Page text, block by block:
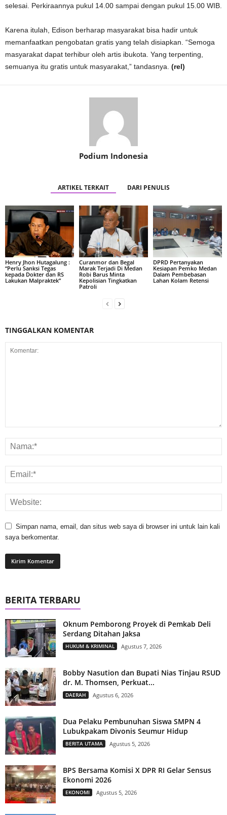
selesai. Perkiraannya pukul 14.00 sampai dengan pukul 15.00 WIB.
Karena itulah, Edison berharap masyarakat bisa hadir untuk
memanfaatkan pengobatan gratis yang telah disiapkan. “Semoga
masyarakat dapat terhibur oleh artis ibukota. Yang terpenting,
semuanya itu gratis untuk masyarakat,” tandasnya. (rel)
Podium Indonesia
ARTIKEL TERKAIT DARI PENULIS
Henry Jhon Hutagalung :
“Perlu Sanksi Tegas
kepada Dokter dan RS
Lakukan Malpraktek”
Curanmor dan Begal
Marak Terjadi Di Medan
Robi Barus Minta
Kepolisian Tingkatkan
Patroli
DPRD Pertanyakan
Kesiapan Pemko Medan
Dalam Pembebasan
Lahan Kolam Retensi
TINGGALKAN KOMENTAR
Simpan nama, email, dan situs web saya di browser ini untuk lain kali
saya berkomentar.
BERITA TERBARU
Oknum Pemborong Proyek di Pemkab Deli
Serdang Ditahan Jaksa
HUKUM & KRIMINAL Agustus 7, 2026
Bobby Nasution dan Bupati Nias Tinjau RSUD
dr. M. Thomsen, Perkuat...
DAERAH Agustus 6, 2026
Dua Pelaku Pembunuhan Siswa SMPN 4
Lubukpakam Divonis Seumur Hidup
BERITA UTAMA Agustus 5, 2026
BPS Bersama Komisi X DPR RI Gelar Sensus
Ekonomi 2026
EKONOMI Agustus 5, 2026